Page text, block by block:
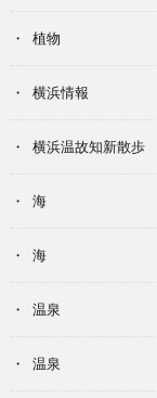
植物
横浜情報
横浜温故知新散歩
海
海
温泉
温泉